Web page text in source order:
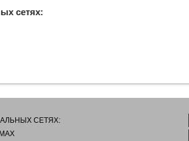
сетях:
СЕТЯХ:
MAX